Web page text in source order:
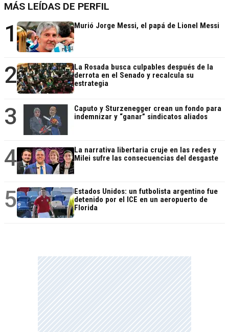
MÁS LEÍDAS DE PERFIL
1 Murió Jorge Messi, el papá de Lionel Messi
2
La Rosada busca culpables después de la
derrota en el Senado y recalcula su
estrategia
3
Caputo y Sturzenegger crean un fondo para
indemnizar y “ganar” sindicatos aliados
4
La narrativa libertaria cruje en las redes y
Milei sufre las consecuencias del desgaste
5
Estados Unidos: un futbolista argentino fue
detenido por el ICE en un aeropuerto de
Florida